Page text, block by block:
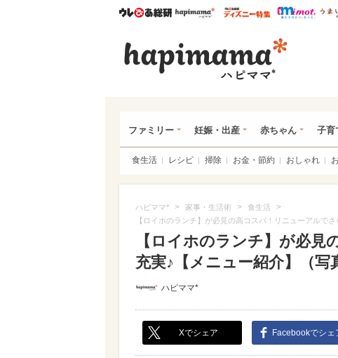
ウレぴあ総研ハピママ* ウレぴあ総
ファミリー 妊娠・出産 赤ちゃん 子育
食生活 レシピ 掃除 お金・節約 おしゃれ
ハピママ* > 家事・生活術 > 食生活 >
【ロイホのランチ】が必見の高コスパ！リニューアルでさ
【ロイホのランチ】が必
充実♪【メニュー紹介】（写
ハピママ*
Xでシェア Facebookでシェ